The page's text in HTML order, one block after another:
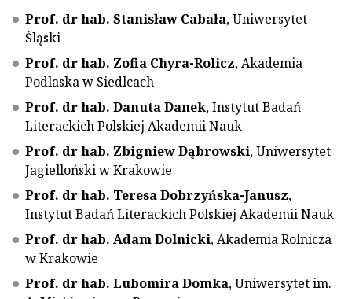
Prof. dr hab. Stanisław Cabała, Uniwersytet
Śląski
Prof. dr hab. Zofia Chyra-Rolicz, Akademia
Podlaska w Siedlcach
Prof. dr hab. Danuta Danek, Instytut Badań
Literackich Polskiej Akademii Nauk
Prof. dr hab. Zbigniew Dąbrowski, Uniwersytet
Jagielloński w Krakowie
Prof. dr hab. Teresa Dobrzyńska-Janusz,
Instytut Badań Literackich Polskiej Akademii Nauk
Prof. dr hab. Adam Dolnicki, Akademia Rolnicza
w Krakowie
Prof. dr hab. Lubomira Domka, Uniwersytet im.